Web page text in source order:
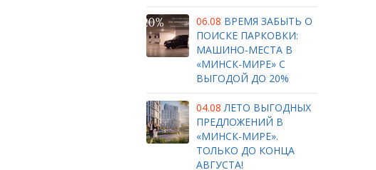
06.08 ВРЕМЯ ЗАБЫТЬ О
ПОИСКЕ ПАРКОВКИ:
МАШИНО-МЕСТА В
«МИНСК-МИРЕ» С
ВЫГОДОЙ ДО 20%
04.08 ЛЕТО ВЫГОДНЫХ
ПРЕДЛОЖЕНИЙ В
«МИНСК-МИРЕ».
ТОЛЬКО ДО КОНЦА
АВГУСТА!